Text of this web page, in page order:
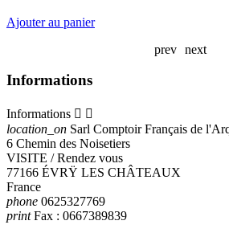
Ajouter au panier
prev next
Informations
Informations  
location_on Sarl Comptoir Français de
6 Chemin des Noisetiers
VISITE / Rendez vous
77166 ÉVRŸ LES CHÂTEAUX
France
phone 0625327769
printFax : 0667389839